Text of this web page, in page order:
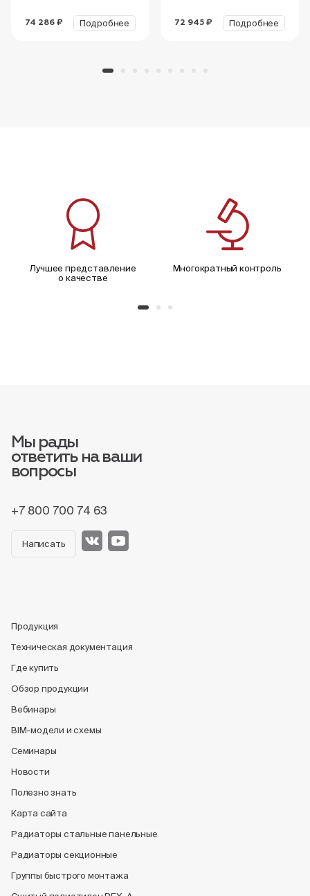
74 286 ₽ Подробнее 72 945 ₽ Подробнее
Лучшее представление
о качестве
Многократный контроль
Мы рады
ответить на ваши
вопросы
+7 800 700 74 63
Написать
Продукция
Техническая документация
Где купить
Обзор продукции
Вебинары
BIM-модели и схемы
Семинары
Новости
Полезно знать
Карта сайта
Радиаторы стальные панельные
Радиаторы секционные
Группы быстрого монтажа